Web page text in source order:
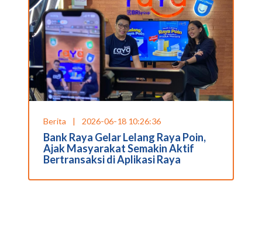
Berita | 2026-06-18 10:26:36
Bank Raya Gelar Lelang Raya Poin,
Ajak Masyarakat Semakin Aktif
Bertransaksi di Aplikasi Raya